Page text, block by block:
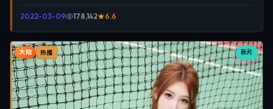
2022-03-09 178,142 6.6
新片
大陆 热播